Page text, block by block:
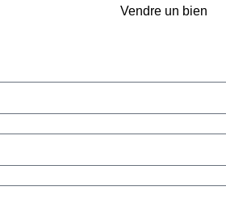
Vendre un bien